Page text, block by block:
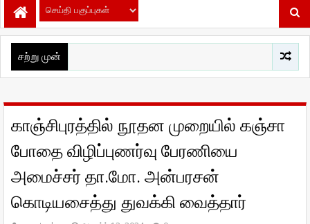
சற்று முன்
காஞ்சிபுரத்தில் நூதன முறையில் கஞ்சா
போதை விழிப்புணர்வு பேரணியை
அமைச்சர் தா.மோ. அன்பரசன்
கொடியசைத்து துவக்கி வைத்தார்